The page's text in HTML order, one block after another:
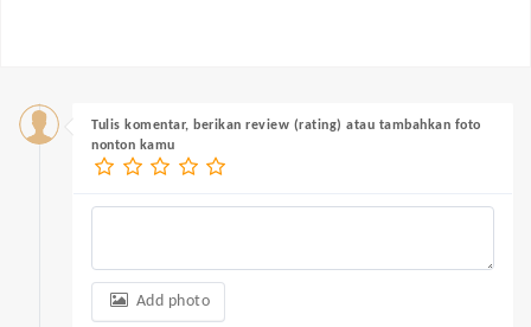
Tulis komentar, berikan review (rating) atau tambahkan foto
nonton kamu
Add photo